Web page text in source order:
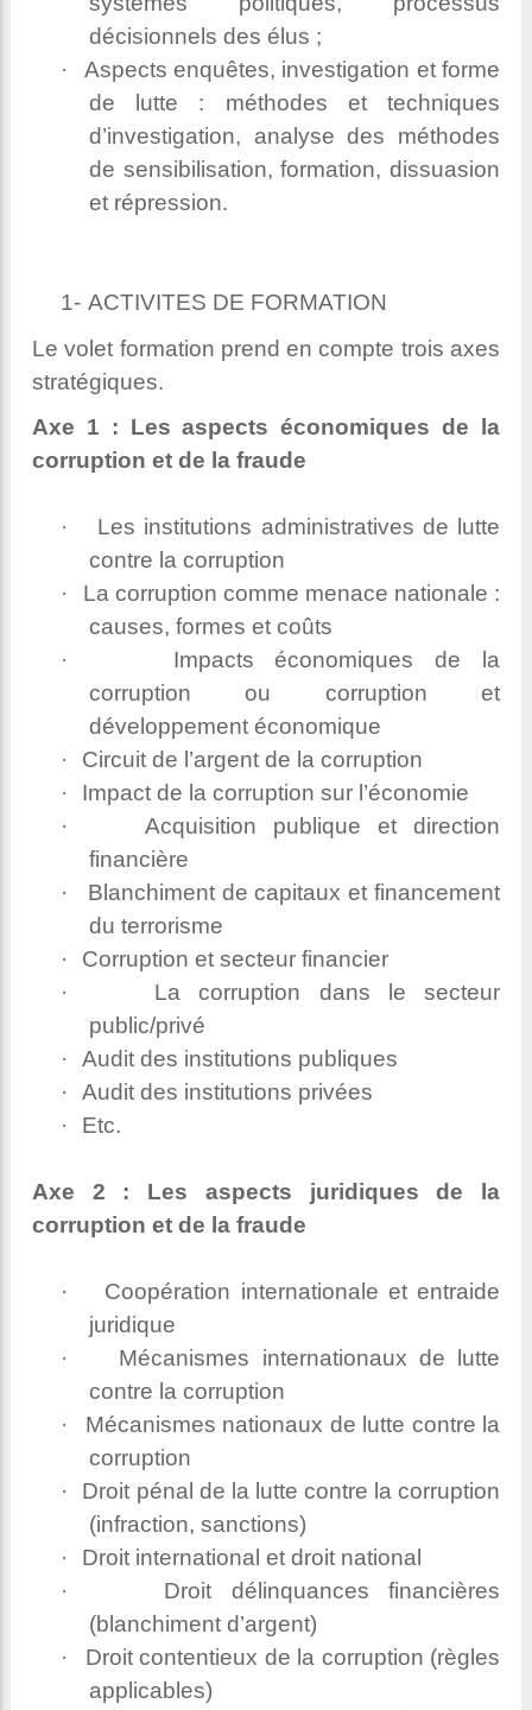
décisionnels des élus ;
·
Aspects enquêtes, investigation et forme
de lutte : méthodes et techniques
d’investigation, analyse des méthodes
de sensibilisation, formation, dissuasion
et répression.
1- ACTIVITES DE FORMATION
Le volet formation prend en compte trois axes
stratégiques.
Axe 1 : Les aspects économiques de la
corruption et de la fraude
·
Les institutions administratives de lutte
contre la corruption
·
La corruption comme menace nationale :
causes, formes et coûts
·
Impacts économiques de la
corruption ou corruption et
développement économique
·
Circuit de l’argent de la corruption
·
Impact de la corruption sur l’économie
·
Acquisition publique et direction
financière
·
Blanchiment de capitaux et financement
du terrorisme
·
Corruption et secteur financier
·
La corruption dans le secteur
public/privé
·
Audit des institutions publiques
·
Audit des institutions privées
·
Etc.
Axe 2 : Les aspects juridiques de la
corruption et de la fraude
·
Coopération internationale et entraide
juridique
·
Mécanismes internationaux de lutte
contre la corruption
·
Mécanismes nationaux de lutte contre la
corruption
·
Droit pénal de la lutte contre la corruption
(infraction, sanctions)
·
Droit international et droit national
·
Droit délinquances financières
(blanchiment d’argent)
·
Droit contentieux de la corruption (règles
applicables)